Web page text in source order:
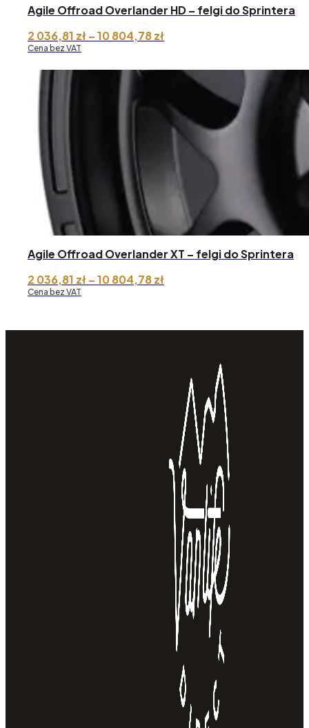
Agile Offroad Overlander HD – felgi do Sprintera
2 036,81 zł–10 804,78złZakres
036,81 zł
804,78 zł
Cena bez VAT
Agile Offroad Overlander XT – felgi do Sprintera
2 036,81 zł–10 804,78złZakres
Cena bez VAT